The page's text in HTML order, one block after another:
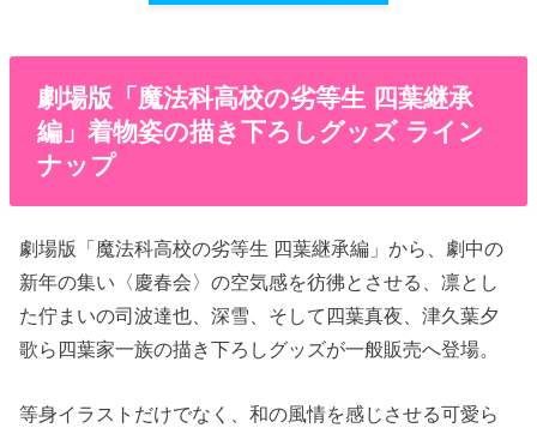
劇場版「魔法科高校の劣等生 四葉継承
編」着物姿の描き下ろしグッズ ライン
ナップ
劇場版「魔法科高校の劣等生 四葉継承編」から、劇中の
新年の集い〈慶春会〉の空気感を彷彿とさせる、凛とし
た佇まいの司波達也、深雪、そして四葉真夜、津久葉夕
歌ら四葉家一族の描き下ろしグッズが一般販売へ登場。
等身イラストだけでなく、和の風情を感じさせる可愛ら